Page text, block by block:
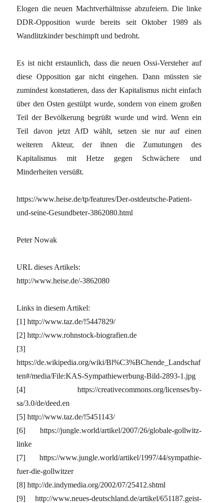
Elogen die neuen Machtverhältnisse abzufeiern. Die linke
DDR-Opposition wurde bereits seit Oktober 1989 als
Wandlitzkinder beschimpft und bedroht.
Es ist nicht erstaunlich, dass die neuen Ossi-Versteher auf
diese Opposition gar nicht eingehen. Dann müssten sie
zumindest konstatieren, dass der Kapitalismus nicht einfach
über den Osten gestülpt wurde, sondern von einem großen
Teil der Bevölkerung begrüßt wurde und wird. Wenn ein
Teil davon jetzt AfD wählt, setzen sie nur auf einen
weiteren Akteur, der ihnen die Zumutungen des
Kapitalismus mit Hetze gegen Schwächere und
Minderheiten versüßt.
https://www.heise.de/tp/features/Der-ostdeutsche-Patient-
und-seine-Gesundbeter-3862080.html
Peter Nowak
URL dieses Artikels:
http://www.heise.de/-3862080
Links in diesem Artikel:
[1] http://www.taz.de/!5447829/
[2] http://www.rohnstock-biografien.de
[3]
https://de.wikipedia.org/wiki/Bl%C3%BChende_Landschaf
ten#/media/File:KAS-Sympathiewerbung-Bild-2893-1.jpg
[4] https://creativecommons.org/licenses/by-
sa/3.0/de/deed.en
[5] http://www.taz.de/!5451143/
[6] https://jungle.world/artikel/2007/26/globale-gollwitz-
linke
[7] https://www.jungle.world/artikel/1997/44/sympathie-
fuer-die-gollwitzer
[8] http://de.indymedia.org/2002/07/25412.shtml
[9] http://www.neues-deutschland.de/artikel/651187.geist-